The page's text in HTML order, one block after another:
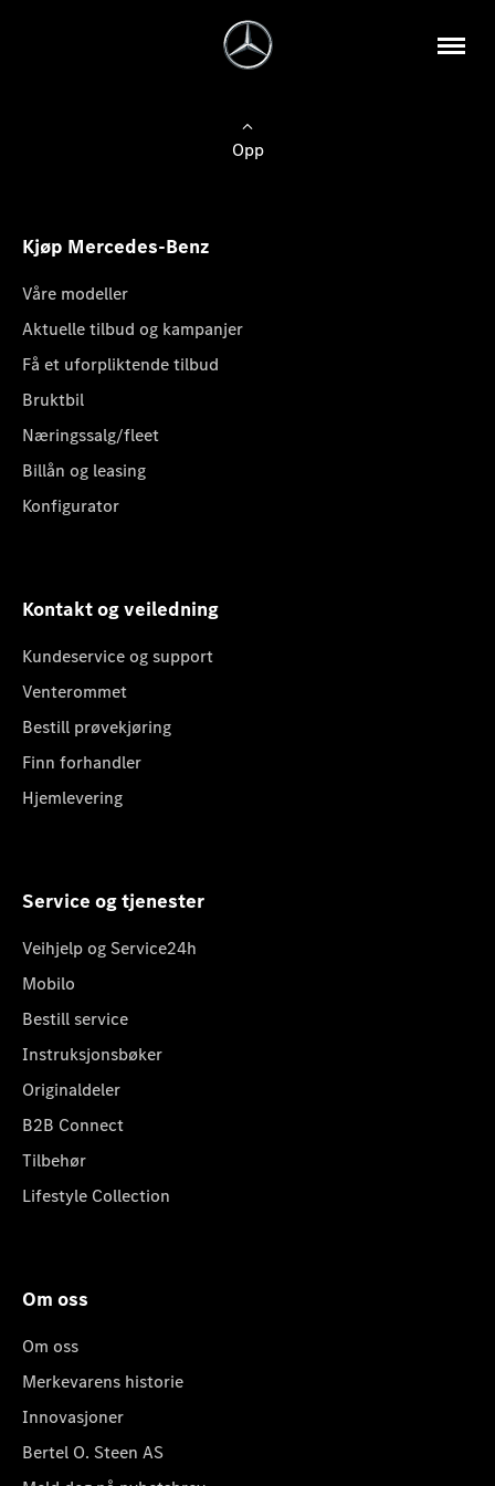
Opp
Kjøp Mercedes-Benz
Våre modeller
Aktuelle tilbud og kampanjer
Få et uforpliktende tilbud
Bruktbil
Næringssalg/fleet
Billån og leasing
Konfigurator
Kontakt og veiledning
Kundeservice og support
Venterommet
Bestill prøvekjøring
Finn forhandler
Hjemlevering
Service og tjenester
Veihjelp og Service24h
Mobilo
Bestill service
Instruksjonsbøker
Originaldeler
B2B Connect
Tilbehør
Lifestyle Collection
Om oss
Om oss
Merkevarens historie
Innovasjoner
Bertel O. Steen AS